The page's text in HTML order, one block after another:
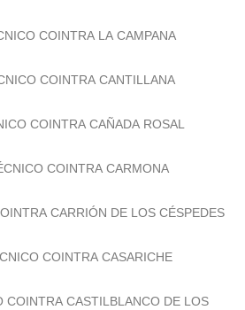
COINTRA LA CAMPANA
COINTRA CANTILLANA
COINTRA CAÑADA ROSAL
COINTRA CARMONA
CARRIÓN DE LOS CÉSPEDES
COINTRA CASARICHE
COINTRA CASTILBLANCO DE LOS